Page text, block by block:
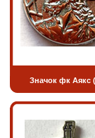
Значок фк Аякс